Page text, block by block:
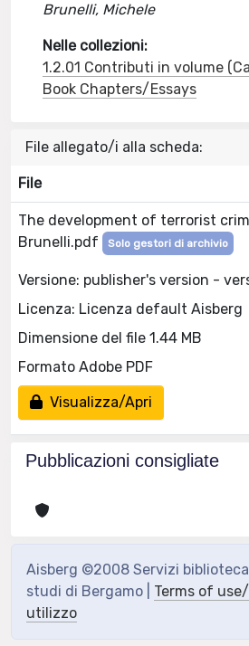
Brunelli, Michele
Nelle collezioni:
1.2.01 Contributi in volume
Book Chapters/Essays
File allegato/i alla scheda:
File
The development of terrorist
Brunelli.pdf
Solo gestori di archivio
Versione: publisher's version -
Licenza: Licenza default Aisberg
Dimensione del file 1.44 MB
Formato Adobe PDF
Visualizza/Apri
Pubblicazioni consigliate
Aisberg ©2008 Servizi
studi di Bergamo | Terms of
utilizzo